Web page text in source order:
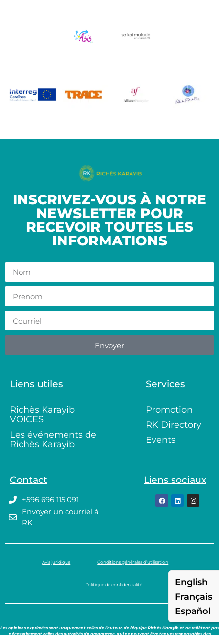
INSCRIVEZ-VOUS À NOTRE
NEWSLETTER POUR
RECEVOIR TOUTES LES
INFORMATIONS
Envoyer
Liens utiles
Richès Karayib
VOICES
Les événements de
Richès Karayib
Services
Promotion
RK Directory
Events
Contact
+596 696 115 091
Envoyer un courriel à
RK
Liens sociaux
Avis juridique Conditions générales d’utilisation
Politique de confidentialité
Les opinions exprimées sont uniquement celles de l’auteur, de l’équipe Richès Karayib et ne reflètent pas
nécessairement celles des autorités du programme, qui ne peuvent être tenues responsables des
English
Français
Español